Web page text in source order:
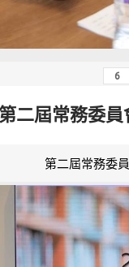
二屆常務委
第二屆常務委